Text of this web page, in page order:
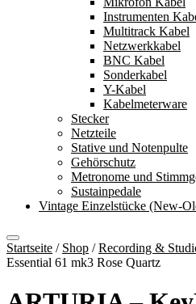
Instrumenten
Multitrack Kabel
Netzwerkkabel
BNC Kabel
Sonderkabel
Y-Kabel
Kabelmeterware
Stecker
Netzteile
Stative und Notenpulte
Gehörschutz
Metronome und
Sustainpedale
Vintage Einzelstücke (New-
Startseite / Shop /Recording &
Essential 61 mk3 Rose Quartz